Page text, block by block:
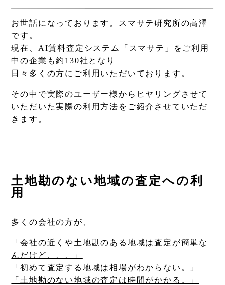
Column
お世話になっております。スマサテ研究所の高澤
です。
現在、AI賃料査定システム「スマサテ」をご利用
中の企業も約130社となり
日々多くの方にご利用いただいております。
その中で実際のユーザー様からヒヤリングさせて
いただいた実際の利用方法をご紹介させていただ
きます。
土地勘のない地域の査定への利
用
多くの会社の方が、
「会社の近くや土地勘のある地域は査定が簡単な
んだけど、、、」
「初めて査定する地域は相場がわからない。」
「土地勘のない地域の査定は時間がかかる。」